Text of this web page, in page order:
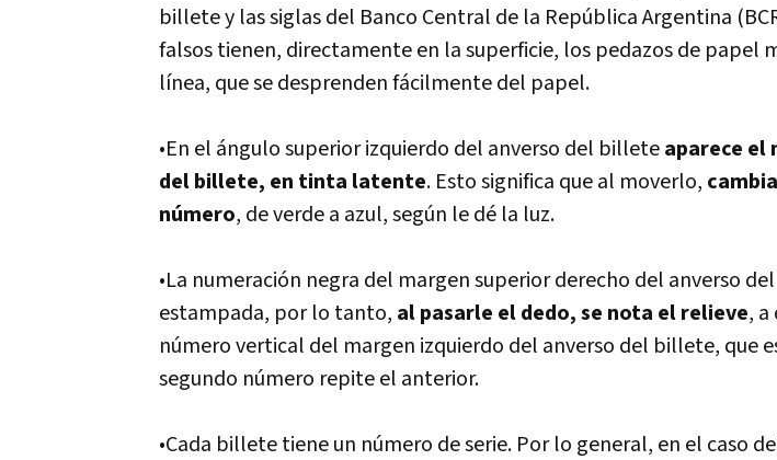
billete y las siglas del Banco Central de la República Argentina
falsos tienen, directamente en la superficie, los pedazos de papel
línea, que se desprenden fácilmente del papel.
•En el ángulo superior izquierdo del anverso del billeteaparece el
del billete, en tinta latente. Esto significa que al moverlo,
número, de verde a azul, según le dé la luz.
•La numeración negra del margen superior derecho del anverso
estampada, por lo tanto, al pasarle el dedo, se nota el relieve,
número vertical del margen izquierdo del anverso del billete, que
segundo número repite el anterior.
•Cada billete tiene un número de serie. Por lo general, en el caso